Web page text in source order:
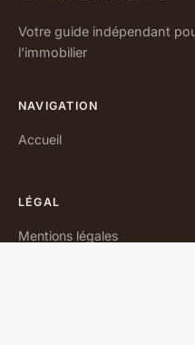
Votre guide indépendant
l'immobilier
NAVIGATION
Accueil
LÉGAL
Mentions légales